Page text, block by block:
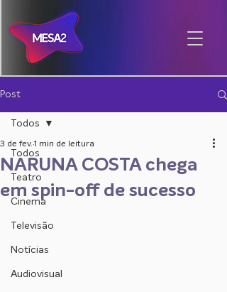
Post
Todos
Teatro
Cinema
Televisão
Notícias
Audiovisual
Todos
NARUNA COSTA chega
em spin-off de sucesso
3 de fev. 1 min de leitura